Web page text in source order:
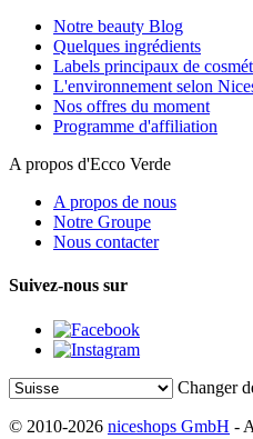
Notre beauty Blog
Quelques ingrédients
Labels principaux de
L'environnement selon
Nos offres du moment
Programme d'affiliation
A propos d'Ecco Verde
A propos de nous
Notre Groupe
Nous contacter
Suivez-nous sur
Changer
© 2010-2026 niceshops GmbH -